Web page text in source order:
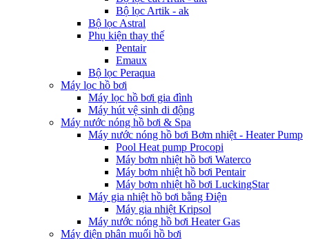
Bộ lọc Artik - ak
Bộ lọc Astral
Phụ kiện thay thế
Pentair
Emaux
Bộ lọc Peraqua
Máy lọc hồ bơi
Máy lọc hồ bơi gia đình
Máy hút vệ sinh di động
Máy nước nóng hồ bơi & Spa
Máy nước nóng hồ bơi Bơm nhiệt - Heater Pump
Pool Heat pump Procopi
Máy bơm nhiệt hồ bơi Waterco
Máy bơm nhiệt hồ bơi Pentair
Máy bơm nhiệt hồ bơi LuckingStar
Máy gia nhiệt hồ bơi bằng Điện
Máy gia nhiệt Kripsol
Máy nước nóng hồ bơi Heater Gas
Máy điện phân muối hồ bơi